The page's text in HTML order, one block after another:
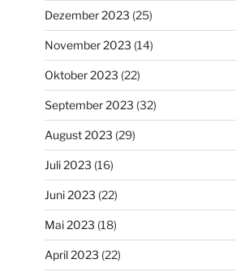
Dezember 2023 (25)
November 2023 (14)
Oktober 2023 (22)
September 2023 (32)
August 2023 (29)
Juli 2023 (16)
Juni 2023 (22)
Mai 2023 (18)
April 2023 (22)